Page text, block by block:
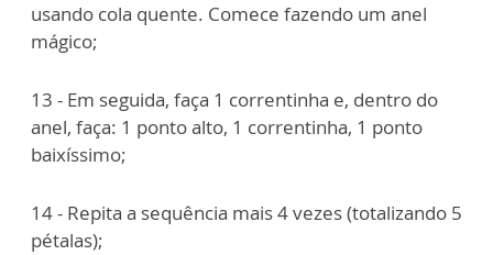
usando cola quente. Comece fazendo um anel
mágico;
13 - Em seguida, faça 1 correntinha e, dentro do
anel, faça: 1 ponto alto, 1 correntinha, 1 ponto
baixíssimo;
14 - Repita a sequência mais 4 vezes (totalizando 5
pétalas);